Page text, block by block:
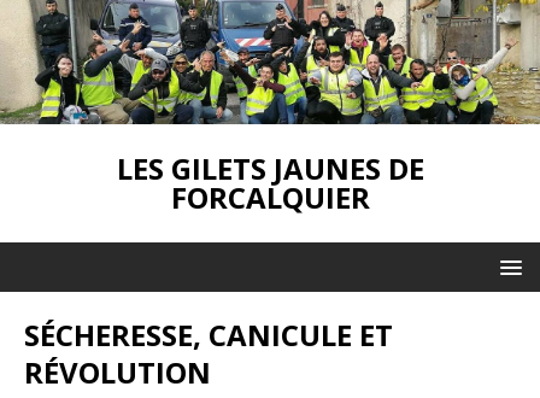
LES GILETS JAUNES DE
FORCALQUIER
SÉCHERESSE, CANICULE ET
RÉVOLUTION